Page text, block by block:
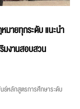
มายทุกระดับ แนะนำ
งานสอบสวน
ธ์หลักสูตรการศึกษาระดับ